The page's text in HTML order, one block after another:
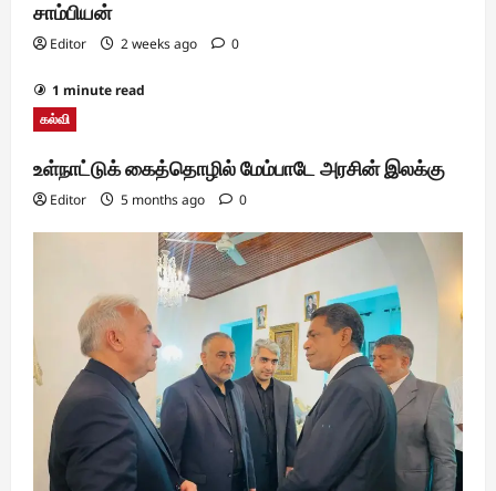
சாம்பியன்
Editor 2 weeks ago 0
1 minute read
கல்வி
உள்நாட்டுக் கைத்தொழில் மேம்பாடே அரசின் இலக்கு
Editor 5 months ago 0